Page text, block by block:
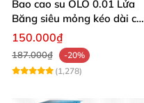
Bao cao su OLO 0.01 Lửa
Băng siêu mỏng kéo dài cực
khoái an toàn
150.000₫
187.000₫
-20%
(1,278)